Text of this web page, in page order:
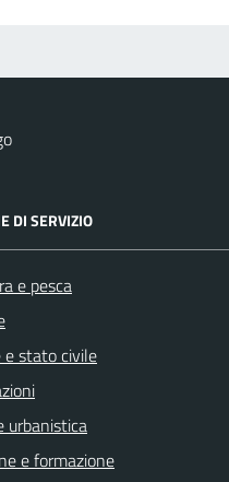
DI SERVIZIO
e pesca
e stato civile
urbanistica
e formazione